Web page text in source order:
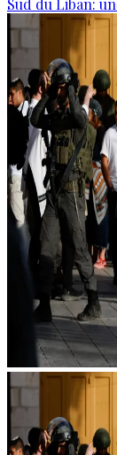
Sud du Liban: